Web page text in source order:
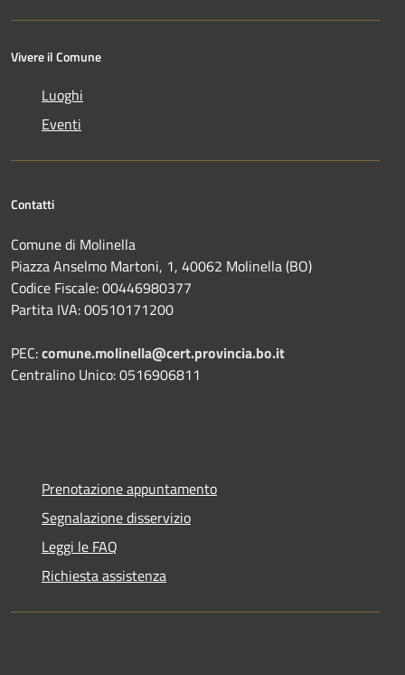
Vivere il Comune
Luoghi
Eventi
Contatti
Comune di Molinella
Piazza Anselmo Martoni, 1, 40062 Molinella (BO)
Codice Fiscale: 00446980377
Partita IVA: 00510171200
PEC:comune.molinella@cert.provincia.bo.it
Centralino Unico: 0516906811
Prenotazione appuntamento
Segnalazione disservizio
Leggi le FAQ
Richiesta assistenza